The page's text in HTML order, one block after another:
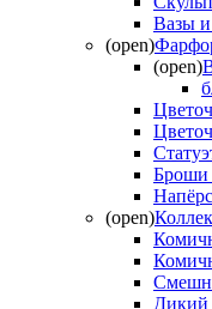
Вазы
(open)
(open)
Броши
(open)
Дикий